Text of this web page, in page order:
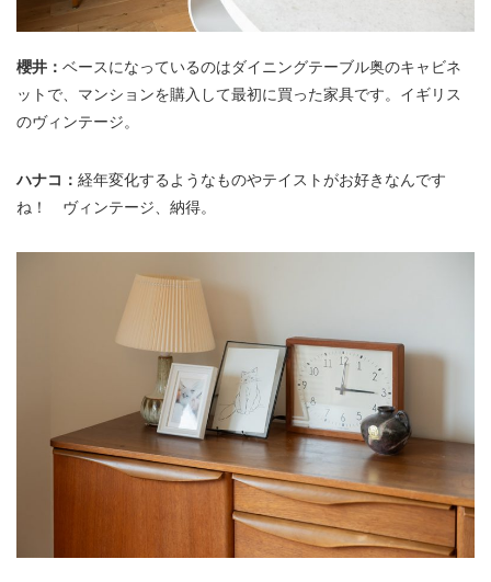
櫻井： ベースになっているのはダイニングテーブル奥のキャビネ
ットで、マンションを購入して最初に買った家具です。イギリス
のヴィンテージ。
ハナコ： 経年変化するようなものやテイストがお好きなんです
ね！ ヴィンテージ、納得。